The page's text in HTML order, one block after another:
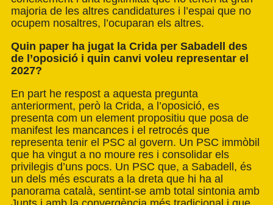
majoria de les altres candidatures i l’espai que no
ocupem nosaltres, l’ocuparan els altres.
Quin paper ha jugat la Crida per Sabadell des
de l’oposició i quin canvi voleu representar el
2027?
En part he respost a aquesta pregunta
anteriorment, però la Crida, a l’oposició, es
presenta com un element propositiu que posa de
manifest les mancances i el retrocés que
representa tenir el PSC al govern. Un PSC immòbil
que ha vingut a no moure res i consolidar els
privilegis d’uns pocs. Un PSC que, a Sabadell, és
un dels més escurats a la dreta que hi ha al
panorama català, sentint-se amb total sintonia amb